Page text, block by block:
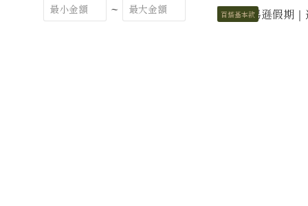
~
百搭基本款